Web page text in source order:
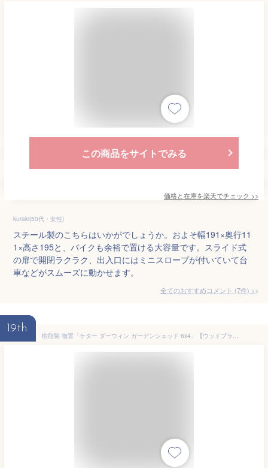
この商品をサイトでみる
価格と在庫を楽天でチェック >>
kuraki(50代・女性)
スチール製のこちらはいかがでしょうか。およそ幅191×奥行11
1×高さ195と、バイクも余裕で置ける大容量です。スライド式
の扉で開閉ラクラク、出入口にはミニスロープが付いていて台
車などがスムーズに動かせます。
全てのおすすめコメント (7件) >
19th
樹脂製 物置「ケター ダーウィン ガーデンシェッド 6x4」【ウッドブラウン】